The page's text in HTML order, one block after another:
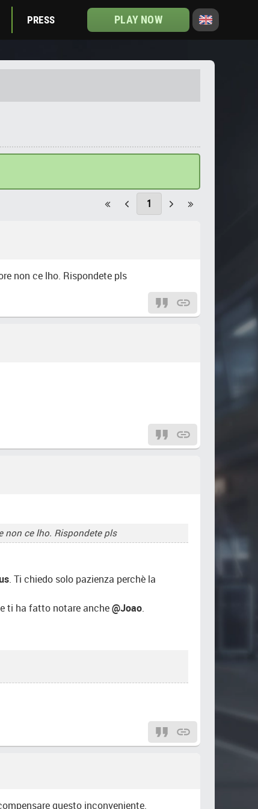
PRESS PLAY NOW
1
non ce lho. Rispondete pls
non ce lho. Rispondete pls
. Ti chiedo solo pazienza perchè la
ti ha fatto notare anche@Joao.
questo inconveniente.